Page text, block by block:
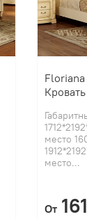
место
место...
От